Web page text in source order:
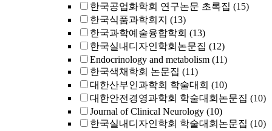
한국공업화학회 연구논문 초록집 (15)
한국식품과학회지 (13)
한국과학예술융합학회 (13)
한국실내디자인학회논문집 (12)
Endocrinology and metabolism (11)
한국색채학회 논문집 (11)
대한산부인과학회 학술대회 (10)
대한안전경영과학회 학술대회논문집 (10)
Journal of Clinical Neurology (10)
한국실내디자인학회 학술대회논문집 (10)